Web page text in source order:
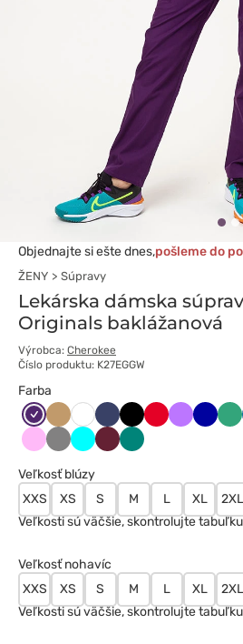
Objednajte si ešte dnes,pošleme do
ŽENY Súpravy
Lekárska dámska
Originals baklážanová
Výrobca: Cherokee
Číslo produktu: K27EGGW
Farba
Bakłażanowy
Beżowy
Biały Ciemny
granat
CzarnyCzerwony
Fioletowy
Różowy
Szary TurkusWiśniowy
Zielony
Veľkosť blúzy
XXS
XS S M L XL 2XL
Veľkosti sú väčšie, skontrolujte
Veľkosť nohavíc
XXS
XS S M L XL 2XL
Veľkosti sú väčšie, skontrolujte